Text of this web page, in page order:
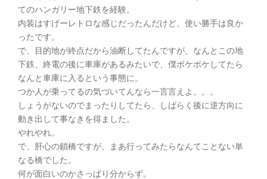
てのハンガリー地下鉄を経験。
内装はすげーレトロな感じだったんだけど、使い勝手は良か
ったです。
で、目的地が終点だから油断してたんですが、なんとこの地
下鉄、終電の後に車庫があるみたいで、僕ボケボケしてたら
なんと車庫に入るという事態に。
つか人が乗ってるの気づいてんなら一言言えよ。。。
しょうがないのでまったりしてたら、しばらく後に逆方向に
動き出して事なきを得ました。
やれやれ。
で、肝心の鎖橋ですが、まあ行ってみたらなんてことない単
なる橋でした。
何が面白いのかさっぱり分からず。